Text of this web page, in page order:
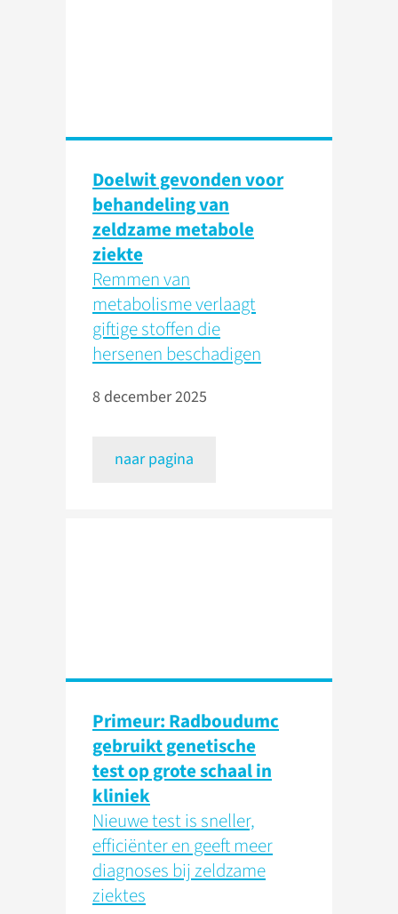
Doelwit gevonden voor
behandeling van
zeldzame metabole
ziekte
Remmen van
metabolisme verlaagt
giftige stoffen die
hersenen beschadigen
8 december 2025
naar pagina
Primeur: Radboudumc
gebruikt genetische
test op grote schaal in
kliniek
Nieuwe test is sneller,
efficiënter en geeft meer
diagnoses bij zeldzame
ziektes